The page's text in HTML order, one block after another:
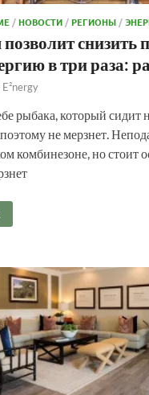
/НОВОСТИ/РЕГИОНЫ/
снизить
в три раза:
E²nergy
рыбака, который сидит
не мерзнет.
комбинезоне, но стоит